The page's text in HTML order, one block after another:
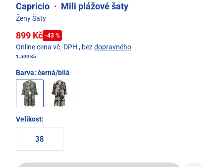
Capricio · Mili plážové šaty
Ženy Šaty
899 Kč -43 %
Online cena vč. DPH , bezdopravného
1.599 Kč
Barva: černá/bílá
Velikost:
38